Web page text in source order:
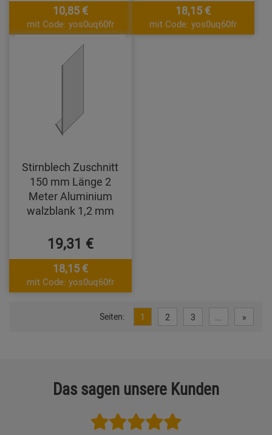
10,85 €
mit Code: yos0uq60fr
18,15 €
mit Code: yos0uq60fr
Stirnblech Zuschnitt
150 mm Länge 2
Meter Aluminium
walzblank 1,2 mm
19,31 €
18,15 €
mit Code: yos0uq60fr
Seiten: 1 2 3 ... »
Das sagen unsere Kunden